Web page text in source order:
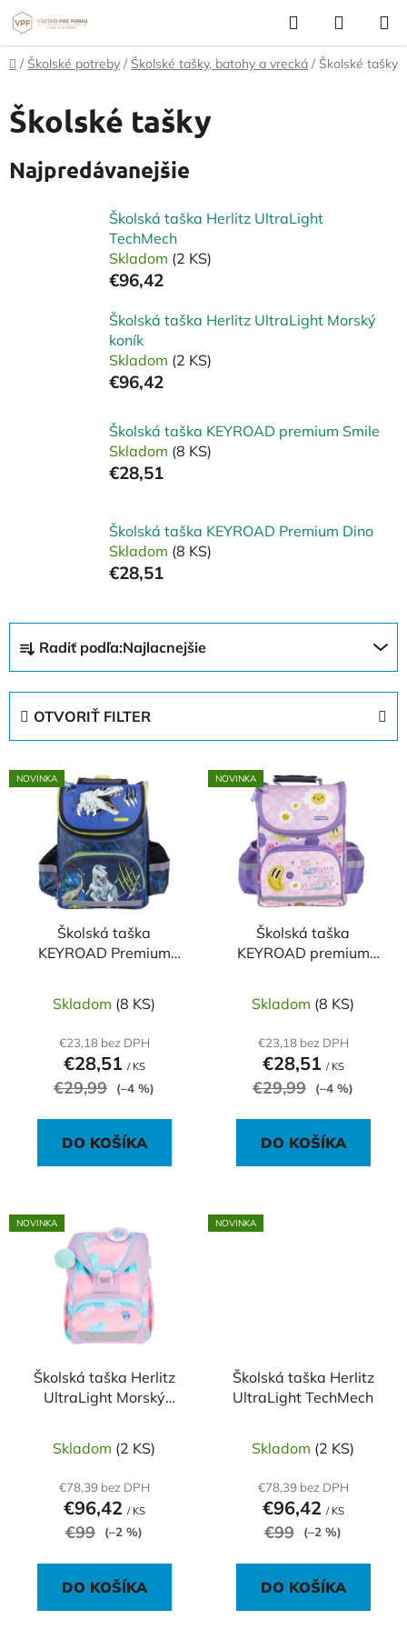
Prejsť
na
obsah
Hľadať
KOŠÍK
Domov
/ Školské potreby / Školské tašky, batohy a vrecká / Školské tašky
Školské tašky
Najpredávanejšie
Školská taška Herlitz UltraLight
TechMech
Skladom (2 KS)
€96,42
Školská taška Herlitz UltraLight Morský
koník
Skladom (2 KS)
€96,42
Školská taška KEYROAD premium Smile
Skladom (8 KS)
€28,51
Školská taška KEYROAD Premium Dino
Skladom (8 KS)
€28,51
d
e
Radiť podľa:Najlacnejšie
OTVORIŤ FILTER
V
ý
NOVINKA
Školská taška
KEYROAD Premium
Skladom (8 KS)
€23,18 bez DPH
€28,51 / KS
€29,99 (–4 %)
DO KOŠÍKA
NOVINKA
Školská taška
KEYROAD premium
Skladom (8 KS)
€23,18 bez DPH
€28,51 / KS
€29,99 (–4 %)
DO KOŠÍKA
NOVINKA
Školská taška Herlitz
UltraLight Morský
Skladom (2 KS)
€78,39 bez DPH
€96,42 / KS
€99 (–2 %)
DO KOŠÍKA
NOVINKA
Školská taška Herlitz
UltraLight TechMech
Skladom (2 KS)
€78,39 bez DPH
€96,42 / KS
€99 (–2 %)
DO KOŠÍKA